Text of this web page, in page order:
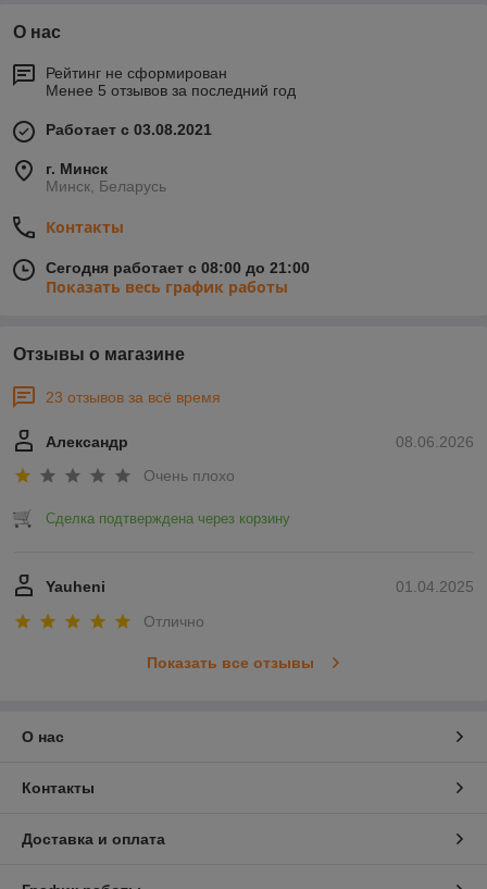
О нас
Рейтинг не сформирован
Менее 5 отзывов за последний год
Работает с 03.08.2021
г. Минск
Минск, Беларусь
Контакты
Сегодня работает с 08:00 до 21:00
Показать весь график работы
Отзывы о магазине
23 отзывов за всё время
08.06.2026
Александр
Очень плохо
Сделка подтверждена через корзину
01.04.2025
Yauheni
Отлично
Показать все отзывы
О нас
Контакты
Доставка и оплата